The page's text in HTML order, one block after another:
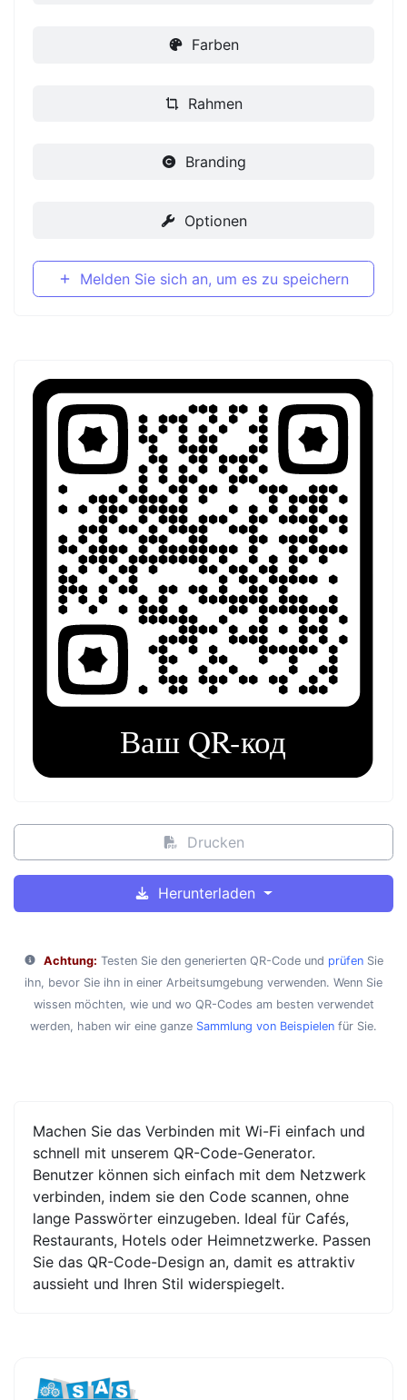
Farben
Rahmen
Branding
Optionen
Melden Sie sich an, um es zu speichern
Drucken
Herunterladen
Achtung: Testen Sie den generierten QR-Code und prüfen Sie
ihn, bevor Sie ihn in einer Arbeitsumgebung verwenden. Wenn Sie
wissen möchten, wie und wo QR-Codes am besten verwendet
werden, haben wir eine ganze Sammlung von Beispielen für Sie.
Machen Sie das Verbinden mit Wi-Fi einfach und
schnell mit unserem QR-Code-Generator.
Benutzer können sich einfach mit dem Netzwerk
verbinden, indem sie den Code scannen, ohne
lange Passwörter einzugeben. Ideal für Cafés,
Restaurants, Hotels oder Heimnetzwerke. Passen
Sie das QR-Code-Design an, damit es attraktiv
aussieht und Ihren Stil widerspiegelt.